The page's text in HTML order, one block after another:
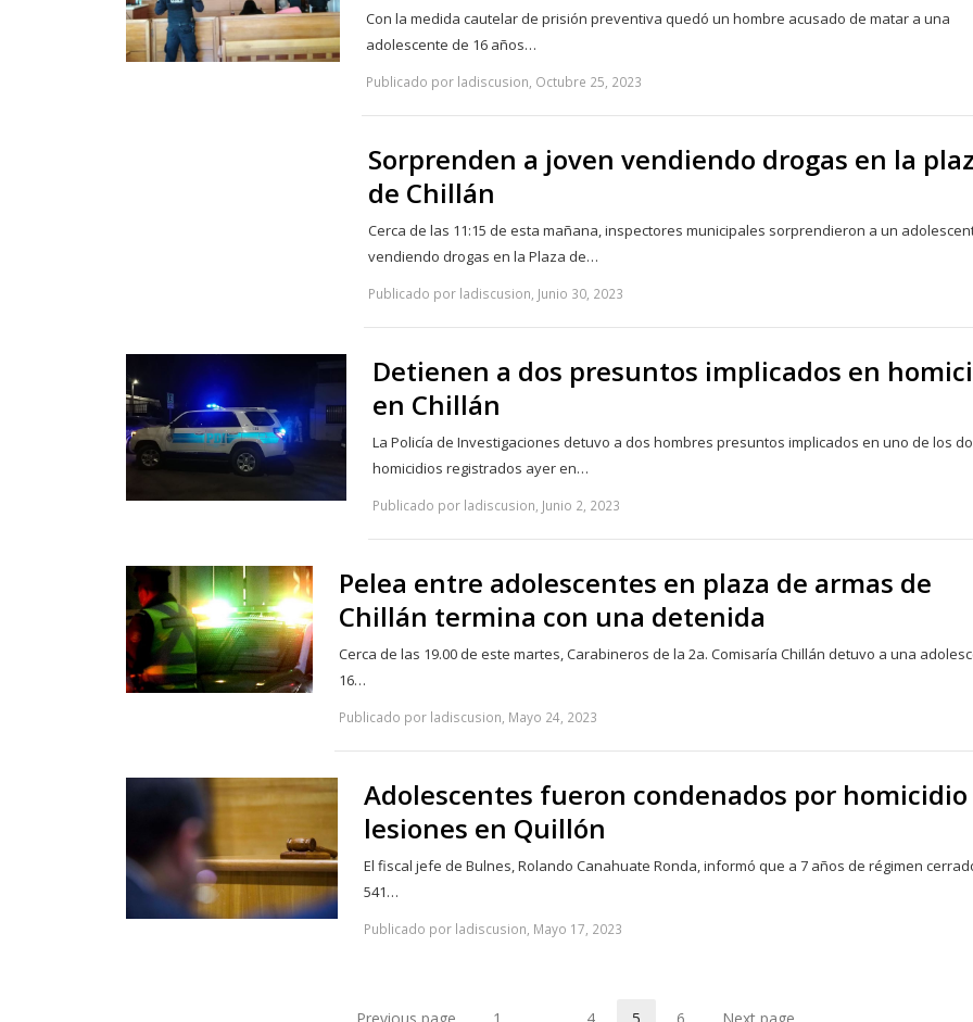
Con la medida cautelar de prisión preventiva quedó un hombre acusado de matar a una
adolescente de 16 años…
Publicado por ladiscusion, Octubre 25, 2023
Sorprenden a joven vendiendo drogas en la
de Chillán
Cerca de las 11:15 de esta mañana, inspectores municipales sorprendieron a un
vendiendo drogas en la Plaza de…
Publicado por ladiscusion, Junio 30, 2023
Detienen a dos presuntos implicados en
en Chillán
La Policía de Investigaciones detuvo a dos hombres presuntos implicados en uno de los
homicidios registrados ayer en…
Publicado por ladiscusion, Junio 2, 2023
Pelea entre adolescentes en plaza de armas de
Chillán termina con una detenida
Cerca de las 19.00 de este martes, Carabineros de la 2a. Comisaría Chillán detuvo a una
16…
Publicado por ladiscusion, Mayo 24, 2023
Adolescentes fueron condenados por homicidio
lesiones en Quillón
El fiscal jefe de Bulnes, Rolando Canahuate Ronda, informó que a 7 años de régimen
541…
Publicado por ladiscusion, Mayo 17, 2023